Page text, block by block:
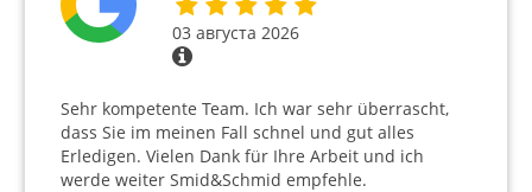
03 августа 2026
Sehr kompetente Team. Ich war sehr überrascht,
dass Sie im meinen Fall schnel und gut alles
Erledigen. Vielen Dank für Ihre Arbeit und ich
werde weiter Smid&Schmid empfehle.